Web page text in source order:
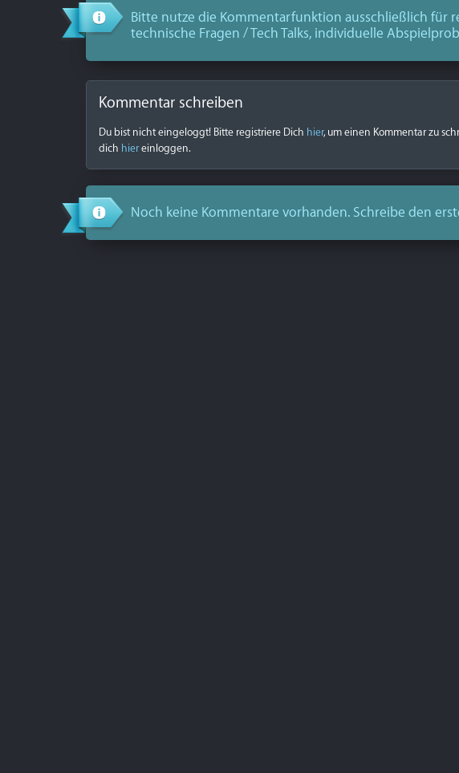
Bitte nutze die Kommentarfunktion ausschließlich für
technische Fragen / Tech Talks, individuelle
Kommentar schreiben
Du bist nicht eingeloggt! Bitte registriere Dich hier, um einen Kommentar zu
dich hiereinloggen.
Noch keine Kommentare vorhanden. Schreibe den